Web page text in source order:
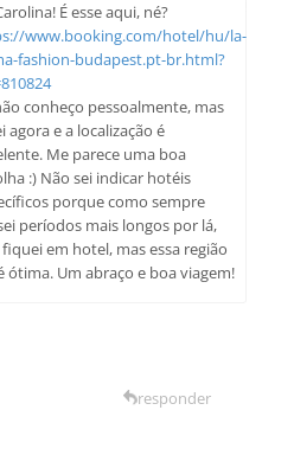
É esse aqui, né?
www.booking.com/hotel/hu/la-
fashion-budapest.pt-br.html?
conheço pessoalmente, mas
agora e a localização é
Me parece uma boa
:) Não sei indicar hotéis
porque como sempre
períodos mais longos por lá,
em hotel, mas essa região
ótima. Um abraço e boa viagem!
responder